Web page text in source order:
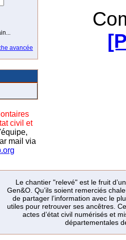
avancée
civil et
mail via
Le chantier "relevé" est le fruit
Gen&O. Qu’ils soient remerciés
de partager l’information avec le
utiles pour retrouver ses ancêtres.
actes d’état civil numérisés et
départementales